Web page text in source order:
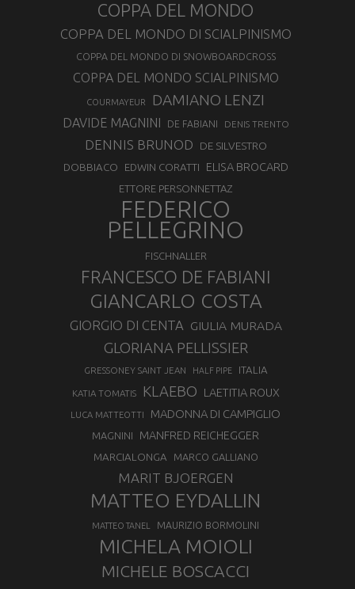
COPPA DEL MONDO
COPPA DEL MONDO DI SCIALPINISMO
COPPA DEL MONDO DI SNOWBOARDCROSS
COPPA DEL MONDO SCIALPINISMO
COURMAYEUR DAMIANO LENZI
DAVIDE MAGNINI DE FABIANI DENIS TRENTO
DENNIS BRUNOD DE SILVESTRO
DOBBIACO EDWIN CORATTI ELISA BROCARD
ETTORE PERSONNETTAZ
FEDERICO
PELLEGRINO
FISCHNALLER
FRANCESCO DE FABIANI
GIANCARLO COSTA
GIORGIO DI CENTA GIULIA MURADA
GLORIANA PELLISSIER
GRESSONEY SAINT JEAN HALF PIPE ITALIA
KATIA TOMATIS KLAEBO LAETITIA ROUX
LUCA MATTEOTTI MADONNA DI CAMPIGLIO
MAGNINI MANFRED REICHEGGER
MARCIALONGA MARCO GALLIANO
MARIT BJOERGEN
MATTEO EYDALLIN
MATTEO TANEL MAURIZIO BORMOLINI
MICHELA MOIOLI
MICHELE BOSCACCI